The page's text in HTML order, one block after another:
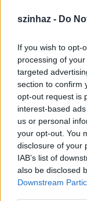
szinhaz - Do
If you wish to opt-
processing of
targeted
section to confirm
opt-out request is
interest-based
us or personal
your opt-out. You
disclosure of your
IAB’s list of
also be disclosed
Downstream
2014.52. hét 30
2014.50. hét 71
2014.49. hét 82
2014.48. hét88
2014.47. hét92
2014.46. hét 84
2014.45. hét86
2014. 44. hét79
2014.43. hét76
2014.42. hét73
2014.41. hét 75
2014.40. hét 78
2014.39. hét86